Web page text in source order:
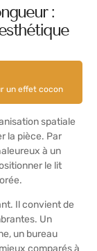
:
un effet cocon
spatiale
la pièce. Par
à un
le lit
Il convient de
Un
un bureau